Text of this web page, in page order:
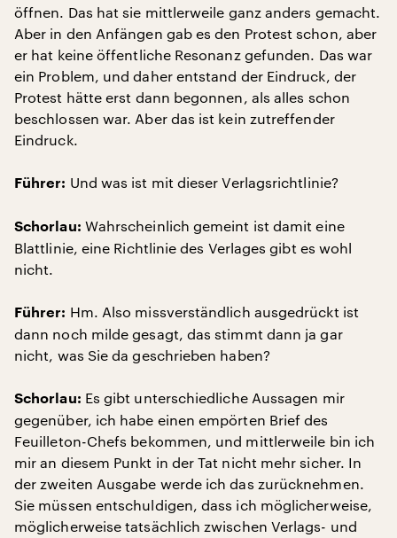
öffnen. Das hat sie mittlerweile ganz anders gemacht.
Aber in den Anfängen gab es den Protest schon, aber
er hat keine öffentliche Resonanz gefunden. Das war
ein Problem, und daher entstand der Eindruck, der
Protest hätte erst dann begonnen, als alles schon
beschlossen war. Aber das ist kein zutreffender
Eindruck.
Führer: Und was ist mit dieser Verlagsrichtlinie?
Schorlau: Wahrscheinlich gemeint ist damit eine
Blattlinie, eine Richtlinie des Verlages gibt es wohl
nicht.
Führer: Hm. Also missverständlich ausgedrückt ist
dann noch milde gesagt, das stimmt dann ja gar
nicht, was Sie da geschrieben haben?
Schorlau: Es gibt unterschiedliche Aussagen mir
gegenüber, ich habe einen empörten Brief des
Feuilleton-Chefs bekommen, und mittlerweile bin ich
mir an diesem Punkt in der Tat nicht mehr sicher. In
der zweiten Ausgabe werde ich das zurücknehmen.
Sie müssen entschuldigen, dass ich möglicherweise,
möglicherweise tatsächlich zwischen Verlags- und